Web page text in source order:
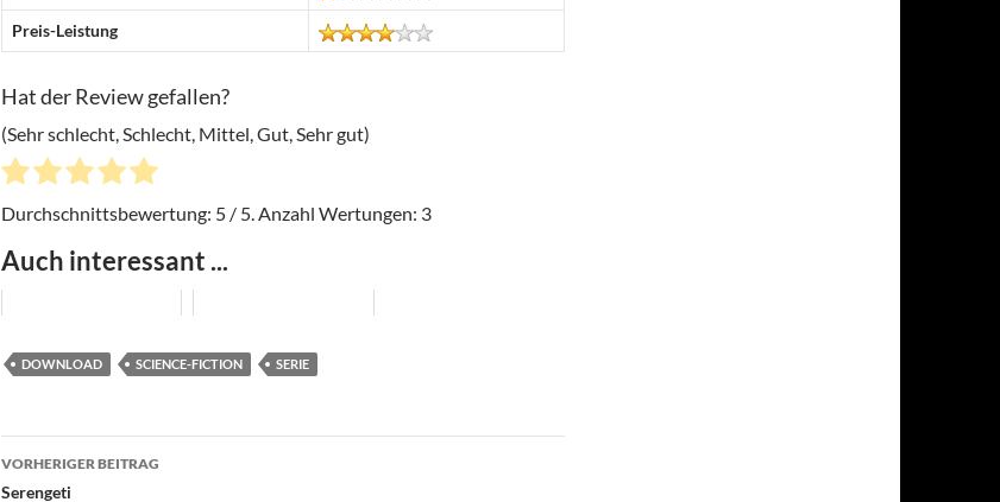
Preis-Leistung
Hat der Review gefallen?
(Sehr schlecht, Schlecht, Mittel, Gut, Sehr gut)
Durchschnittsbewertung: 5 / 5. Anzahl Wertungen: 3
Auch interessant ...
DOWNLOAD SCIENCE-FICTION SERIE
Beitragsnavigation
VORHERIGER BEITRAG
Serengeti